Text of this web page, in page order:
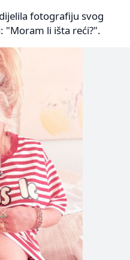
fotografiju svog
"Moram li išta reći?".